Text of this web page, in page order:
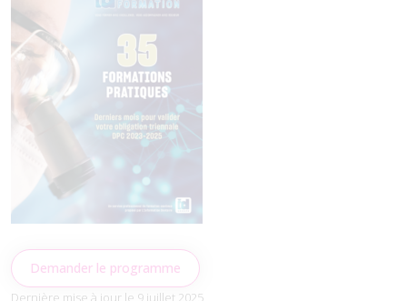
Demander le programme
Dernière mise à jour le 9 juillet 2025